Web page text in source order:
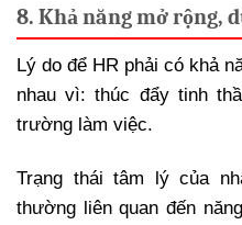
8. Khả năng mở rộng,
Lý do để HR phải có khả
nhau vì: thúc đẩy tinh
trường làm việc.
Trạng thái tâm lý của
thường liên quan đến